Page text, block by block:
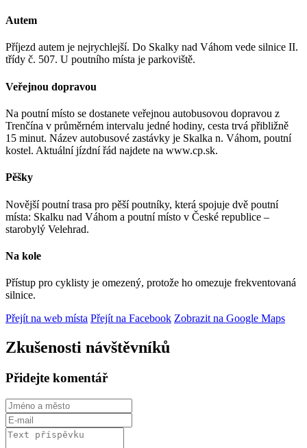
Autem
Příjezd autem je nejrychlejší. Do Skalky nad Váhom vede silnice II.
třídy č. 507. U poutního místa je parkoviště.
Veřejnou dopravou
Na poutní místo se dostanete veřejnou autobusovou dopravou z
Trenčína v průměrném intervalu jedné hodiny, cesta trvá přibližně
15 minut. Název autobusové zastávky je Skalka n. Váhom, poutní
kostel. Aktuální jízdní řád najdete na www.cp.sk.
Pěšky
Novější poutní trasa pro pěší poutníky, která spojuje dvě poutní
místa: Skalku nad Váhom a poutní místo v České republice –
starobylý Velehrad.
Na kole
Přístup pro cyklisty je omezený, protože ho omezuje frekventovaná
silnice.
Přejít na web místa Přejít na Facebook Zobrazit na Google Maps
Zkušenosti návštěvníků
Přidejte komentář